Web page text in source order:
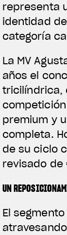
representa
identidad
categoría
La MV
años el
tricilíndrica,
premium y
completa.
de su ciclo
revisado de
UN
El